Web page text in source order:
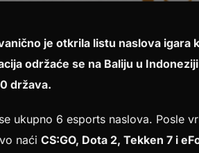
je otkrila listu naslova igara
održaće se na Baliju u
država.
ukupno 6 esports naslova. Posle
naći CS:GO, Dota 2, Tekken 7 i